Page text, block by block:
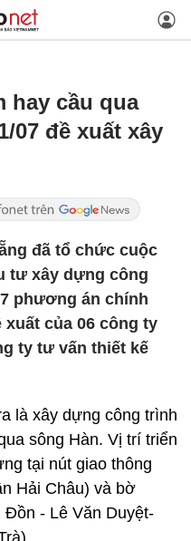
hay cầu qua
07 đề xuất xây
đã tổ chức cuộc
tư xây dựng công
phương án chính
của 06 công ty
ty tư vấn thiết kế
là xây dựng công trình
sông Hàn. Vị trí triển
tại nút giao thông
Hải Châu) và bờ
- Lê Văn Duyệt-